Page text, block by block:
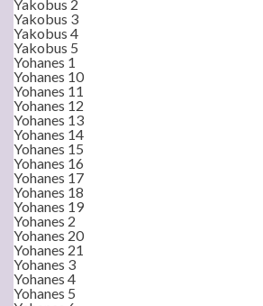
Yakobus 2
Yakobus 3
Yakobus 4
Yakobus 5
Yohanes 1
Yohanes 10
Yohanes 11
Yohanes 12
Yohanes 13
Yohanes 14
Yohanes 15
Yohanes 16
Yohanes 17
Yohanes 18
Yohanes 19
Yohanes 2
Yohanes 20
Yohanes 21
Yohanes 3
Yohanes 4
Yohanes 5